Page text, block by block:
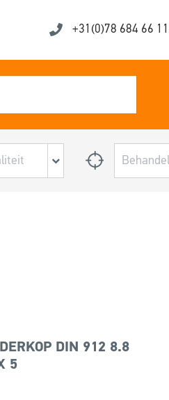
+31(0)78 684 66 11
DIN 912 8.8
5